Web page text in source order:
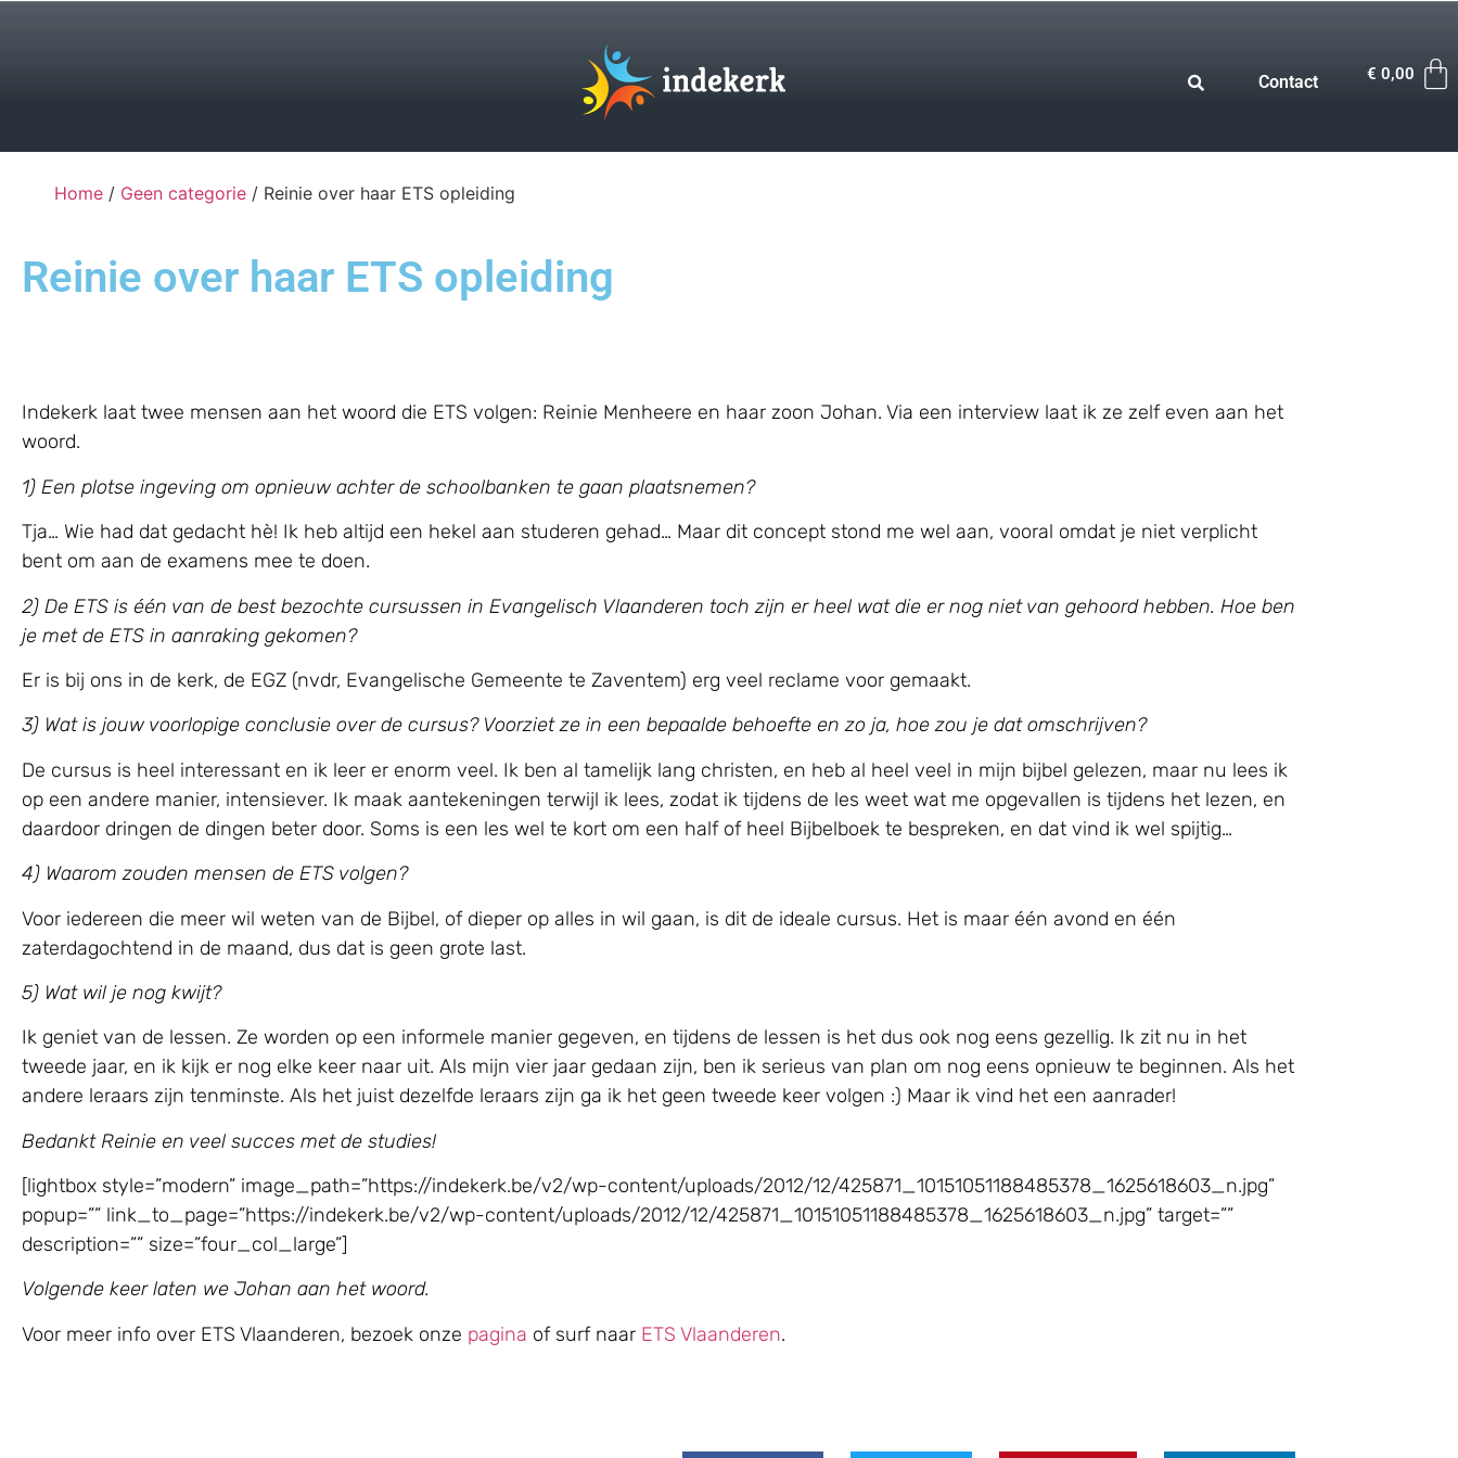
Contact € 0,00
Home / Geen categorie / Reinie over haar ETS opleiding
Reinie over haar ETS opleiding
Indekerk laat twee mensen aan het woord die ETS volgen: Reinie Menheere en haar zoon Johan. Via een interview laat ik ze zelf even aan het
woord.
1) Een plotse ingeving om opnieuw achter de schoolbanken te gaan plaatsnemen?
Tja… Wie had dat gedacht hè! Ik heb altijd een hekel aan studeren gehad… Maar dit concept stond me wel aan, vooral omdat je niet verplicht
bent om aan de examens mee te doen.
2) De ETS is één van de best bezochte cursussen in Evangelisch Vlaanderen toch zijn er heel wat die er nog niet van gehoord hebben. Hoe ben
je met de ETS in aanraking gekomen?
Er is bij ons in de kerk, de EGZ (nvdr, Evangelische Gemeente te Zaventem) erg veel reclame voor gemaakt.
3) Wat is jouw voorlopige conclusie over de cursus? Voorziet ze in een bepaalde behoefte en zo ja, hoe zou je dat omschrijven?
De cursus is heel interessant en ik leer er enorm veel. Ik ben al tamelijk lang christen, en heb al heel veel in mijn bijbel gelezen, maar nu lees ik
op een andere manier, intensiever. Ik maak aantekeningen terwijl ik lees, zodat ik tijdens de les weet wat me opgevallen is tijdens het lezen, en
daardoor dringen de dingen beter door. Soms is een les wel te kort om een half of heel Bijbelboek te bespreken, en dat vind ik wel spijtig…
4) Waarom zouden mensen de ETS volgen?
Voor iedereen die meer wil weten van de Bijbel, of dieper op alles in wil gaan, is dit de ideale cursus. Het is maar één avond en één
zaterdagochtend in de maand, dus dat is geen grote last.
5) Wat wil je nog kwijt?
Ik geniet van de lessen. Ze worden op een informele manier gegeven, en tijdens de lessen is het dus ook nog eens gezellig. Ik zit nu in het
tweede jaar, en ik kijk er nog elke keer naar uit. Als mijn vier jaar gedaan zijn, ben ik serieus van plan om nog eens opnieuw te beginnen. Als het
andere leraars zijn tenminste. Als het juist dezelfde leraars zijn ga ik het geen tweede keer volgen :) Maar ik vind het een aanrader!
Bedankt Reinie en veel succes met de studies!
[lightbox style=”modern” image_path=”https://indekerk.be/v2/wp-content/uploads/2012/12/425871_10151051188485378_1625618603_n.jpg”
popup=”” link_to_page=”https://indekerk.be/v2/wp-content/uploads/2012/12/425871_10151051188485378_1625618603_n.jpg” target=””
description=”” size=”four_col_large”]
Volgende keer laten we Johan aan het woord.
Voor meer info over ETS Vlaanderen, bezoek onze pagina of surf naar ETS Vlaanderen.